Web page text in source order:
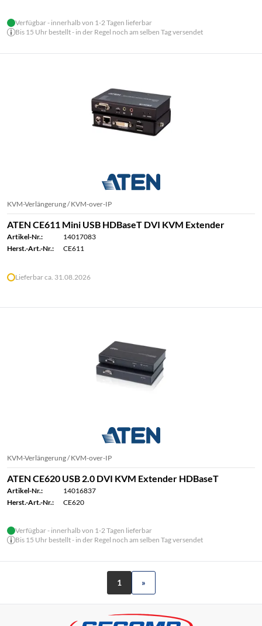
Verfügbar - innerhalb von 1-2 Tagen lieferbar
Bis 15 Uhr bestellt - in der Regel noch am selben Tag versendet
KVM-Verlängerung / KVM-over-IP
ATEN CE611 Mini USB HDBaseT DVI KVM Extender
Artikel-Nr.:
14017083
Herst.-Art.-Nr.:
CE611
Lieferbar ca. 31.08.2026
KVM-Verlängerung / KVM-over-IP
ATEN CE620 USB 2.0 DVI KVM Extender HDBaseT
Artikel-Nr.:
14016837
Herst.-Art.-Nr.:
CE620
Verfügbar - innerhalb von 1-2 Tagen lieferbar
Bis 15 Uhr bestellt - in der Regel noch am selben Tag versendet
1 »